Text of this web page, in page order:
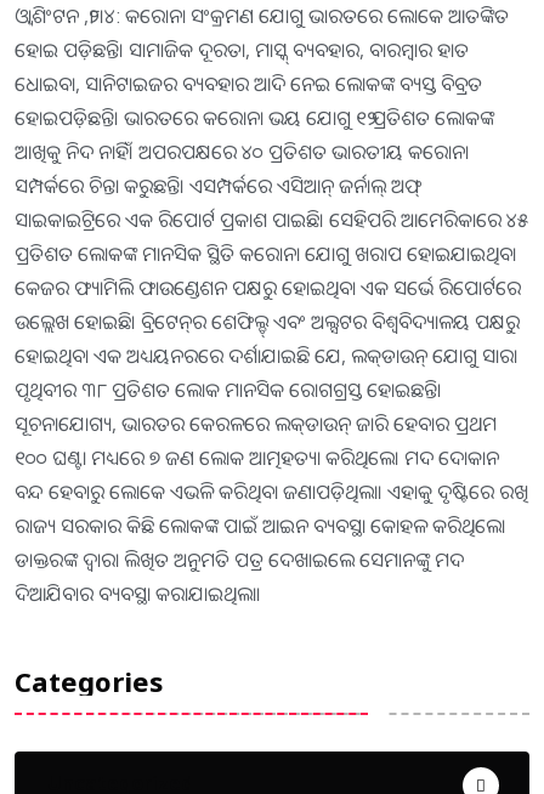
ଓ୍ବାଶିଂଟନ ,୨୮।୪: କରୋନା ସଂକ୍ରମଣ ଯୋଗୁ ଭାରତରେ ଲୋକେ ଆତଙ୍କିତ
ହୋଇ ପଡ଼ିଛନ୍ତି। ସାମାଜିକ ଦୂରତା, ମାସ୍କ୍‌ ବ୍ୟବହାର, ବାରମ୍ବାର ହାତ
ଧୋଇବା, ସାନିଟାଇଜର ବ୍ୟବହାର ଆଦି ନେଇ ଲୋକଙ୍କ ବ୍ୟସ୍ତ ବିବ୍ରତ
ହୋଇପଡ଼ିଛନ୍ତି। ଭାରତରେ କରୋନା ଭୟ ଯୋଗୁ ୧୨ ପ୍ରତିଶତ ଲୋକଙ୍କ
ଆଖିକୁ ନିଦ ନାହିଁ। ଅପରପକ୍ଷରେ ୪୦ ପ୍ରତିଶତ ଭାରତୀୟ କରୋନା
ସମ୍ପର୍କରେ ଚିନ୍ତା କରୁଛନ୍ତି। ଏସମ୍ପର୍କରେ ଏସିଆନ୍‌ ଜର୍ନାଲ୍‌ ଅଫ୍‌
ସାଇକାଇଟ୍ରିରେ ଏକ ରିପୋର୍ଟ ପ୍ରକାଶ ପାଇଛି। ସେହିପରି ଆମେରିକାରେ ୪୫
ପ୍ରତିଶତ ଲୋକଙ୍କ ମାନସିକ ସ୍ଥିତି କରୋନା ଯୋଗୁ ଖରାପ ହୋଇଯାଇଥିବା
କେଜର ଫ୍ୟାମିଲି ଫାଉଣ୍ଡେଶନ ପକ୍ଷରୁ ହୋଇଥିବା ଏକ ସର୍ଭେ ରିପୋର୍ଟରେ
ଉଲ୍ଲେଖ ହୋଇଛି। ବ୍ରିଟେନ୍‌ର ଶେଫିଲ୍ଡ୍‌ ଏବଂ ଅଲ୍ସଟର ବିଶ୍ୱବିଦ୍ୟାଳୟ ପକ୍ଷରୁ
ହୋଇଥିବା ଏକ ଅଧ୍ୟୟନରରେ ଦର୍ଶାଯାଇଛି ଯେ, ଲକ୍‌ଡାଉନ୍‌ ଯୋଗୁ ସାରା
ପୃଥିବୀର ୩୮ ପ୍ରତିଶତ ଲୋକ ମାନସିକ ରୋଗଗ୍ରସ୍ତ ହୋଇଛନ୍ତି।
ସୂଚନାଯୋଗ୍ୟ, ଭାରତର କେରଳରେ ଲକ୍‌ଡାଉନ୍‌ ଜାରି ହେବାର ପ୍ରଥମ
୧୦୦ ଘଣ୍ଟା ମଧ୍ୟରେ ୭ ଜଣ ଲୋକ ଆତ୍ମହତ୍ୟା କରିଥିଲେ। ମଦ ଦୋକାନ
ବନ୍ଦ ହେବାରୁ ଲୋକେ ଏଭଳି କରିଥିବା ଜଣାପଡ଼ିଥିଲା। ଏହାକୁ ଦୃଷ୍ଟିରେ ରଖି
ରାଜ୍ୟ ସରକାର କିଛି ଲୋକଙ୍କ ପାଇଁ ଆଇନ ବ୍ୟବସ୍ଥା କୋହଳ କରିଥିଲେ।
ଡାକ୍ତରଙ୍କ ଦ୍ୱାରା ଲିଖିତ ଅନୁମତି ପତ୍ର ଦେଖାଇଲେ ସେମାନଙ୍କୁ ମଦ
ଦିଆଯିବାର ବ୍ୟବସ୍ଥା କରାଯାଇଥିଲା।
Categories